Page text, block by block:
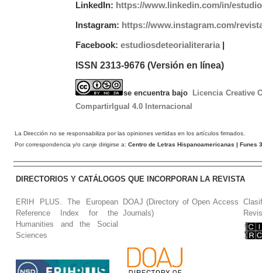
LinkedIn: https://www.linkedin.com/in/
Instagram: https://www.instagram.com/
Facebook: estudiosdeteorialiteraria|
ISSN 2313-9676 (Versión en línea)
se encuentra bajo
Licencia Creative
CompartirIgual 4.0 Internacional
La Dirección no se responsabiliza por las opiniones vertidas en los artículos firmados.
Por correspondencia y/o canje dirigirse a: Centro de Letras Hispanoamericanas | Funes
DIRECTORIOS Y CATÁLOGOS QUE INCORPORAN LA REVISTA
ERIH PLUS. The European
Reference Index for the
Humanities and the Social
Sciences
DOAJ (Directory of Open Access
Journals)